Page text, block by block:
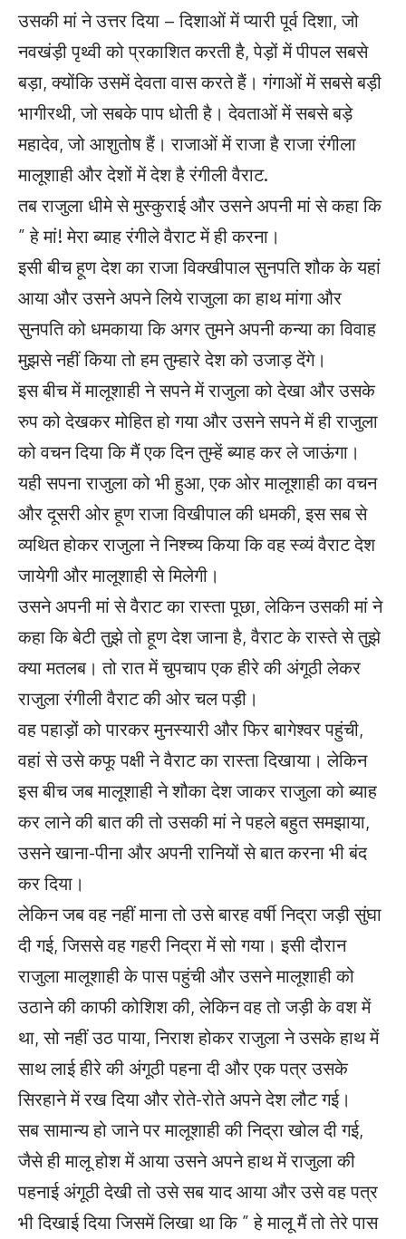
उसकी मां ने उत्तर दिया – दिशाओं में प्यारी पूर्व दिशा, जो
नवखंड़ी पृथ्वी को प्रकाशित करती है, पेड़ों में पीपल सबसे
बड़ा, क्योंकि उसमें देवता वास करते हैं। गंगाओं में सबसे बड़ी
भागीरथी, जो सबके पाप धोती है। देवताओं में सबसे बड़े
महादेव, जो आशुतोष हैं। राजाओं में राजा है राजा रंगीला
मालूशाही और देशों में देश है रंगीली वैराट.
तब राजुला धीमे से मुस्कुराई और उसने अपनी मां से कहा कि
” हे मां! मेरा ब्याह रंगीले वैराट में ही करना।
इसी बीच हूण देश का राजा विक्खीपाल सुनपति शौक के यहां
आया और उसने अपने लिये राजुला का हाथ मांगा और
सुनपति को धमकाया कि अगर तुमने अपनी कन्या का विवाह
मुझसे नहीं किया तो हम तुम्हारे देश को उजाड़ देंगे।
इस बीच में मालूशाही ने सपने में राजुला को देखा और उसके
रुप को देखकर मोहित हो गया और उसने सपने में ही राजुला
को वचन दिया कि मैं एक दिन तुम्हें ब्याह कर ले जाऊंगा।
यही सपना राजुला को भी हुआ, एक ओर मालूशाही का वचन
और दूसरी ओर हूण राजा विखीपाल की धमकी, इस सब से
व्यथित होकर राजुला ने निश्च्य किया कि वह स्व्यं वैराट देश
जायेगी और मालूशाही से मिलेगी।
उसने अपनी मां से वैराट का रास्ता पूछा, लेकिन उसकी मां ने
कहा कि बेटी तुझे तो हूण देश जाना है, वैराट के रास्ते से तुझे
क्या मतलब। तो रात में चुपचाप एक हीरे की अंगूठी लेकर
राजुला रंगीली वैराट की ओर चल पड़ी।
वह पहाड़ों को पारकर मुनस्यारी और फिर बागेश्वर पहुंची,
वहां से उसे कफू पक्षी ने वैराट का रास्ता दिखाया। लेकिन
इस बीच जब मालूशाही ने शौका देश जाकर राजुला को ब्याह
कर लाने की बात की तो उसकी मां ने पहले बहुत समझाया,
उसने खाना-पीना और अपनी रानियों से बात करना भी बंद
कर दिया।
लेकिन जब वह नहीं माना तो उसे बारह वर्षी निद्रा जड़ी सुंघा
दी गई, जिससे वह गहरी निद्रा में सो गया। इसी दौरान
राजुला मालूशाही के पास पहुंची और उसने मालूशाही को
उठाने की काफी कोशिश की, लेकिन वह तो जड़ी के वश में
था, सो नहीं उठ पाया, निराश होकर राजुला ने उसके हाथ में
साथ लाई हीरे की अंगूठी पहना दी और एक पत्र उसके
सिरहाने में रख दिया और रोते-रोते अपने देश लौट गई।
सब सामान्य हो जाने पर मालूशाही की निद्रा खोल दी गई,
जैसे ही मालू होश में आया उसने अपने हाथ में राजुला की
पहनाई अंगूठी देखी तो उसे सब याद आया और उसे वह पत्र
भी दिखाई दिया जिसमें लिखा था कि ” हे मालू मैं तो तेरे पास